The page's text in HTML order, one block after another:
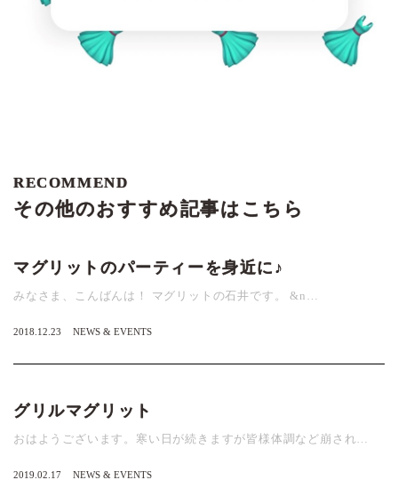
RECOMMEND
その他のおすすめ記事はこちら
マグリットのパーティーを身近に♪
みなさま、こんばんは！ マグリットの石井です。 &n…
2018.12.23 NEWS & EVENTS
グリルマグリット
おはようございます。寒い日が続きますが皆様体調など崩され…
2019.02.17 NEWS & EVENTS